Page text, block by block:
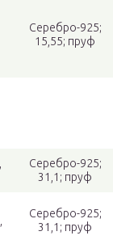
Серебро-925;
15,55; пруф
Серебро-925;
31,1; пруф
Серебро-925;
31,1; пруф